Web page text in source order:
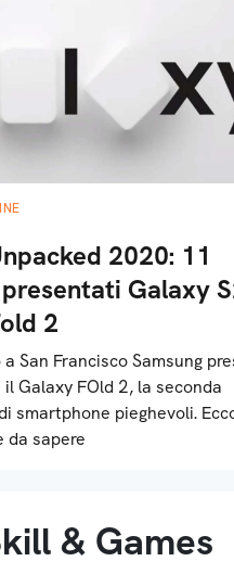
2020: 11
Galaxy
2
San Francisco Samsung
Galaxy FOld 2, la seconda
smartphone pieghevoli.
da sapere
& Games